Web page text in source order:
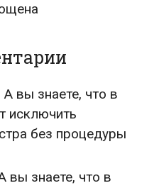
А вы знаете, что в
исключить
без процедуры
вы знаете, что в